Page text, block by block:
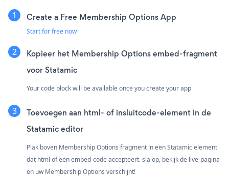
Create a Free Membership Options App
Start for free now
Kopieer het Membership Options embed-fragment
voor Statamic
Your code block will be available once you create your app
Toevoegen aan html- of insluitcode-element in de
Statamic editor
Plak boven Membership Options fragment in een Statamic element
dat html of een embed-code accepteert. sla op, bekijk de live-pagina
en uw Membership Options verschijnt!